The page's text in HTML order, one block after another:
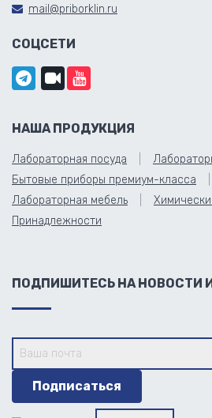
mail@priborklin.ru
СОЦСЕТИ
НАША ПРОДУКЦИЯ
Лабораторная посуда
Бытовые приборы премиум-класса
Лабораторная мебель
Принадлежности
ПОДПИШИТЕСЬ НА НОВОСТИ